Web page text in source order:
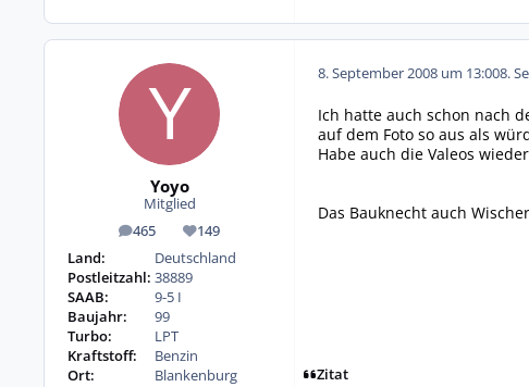
Yoyo
Mitglied
465
Beiträge 149
Reputation
Land:
Deutschland
Postleitzahl: 38889
SAAB:
9-5 I
Baujahr:
99
Turbo:
LPT
Kraftstoff:
Benzin
Ort:
Blankenburg
8. September 2008 um 13:008.
Ich hatte auch schon nach
auf dem Foto so aus als
Habe auch die Valeos
Das Bauknecht auch
Zitat